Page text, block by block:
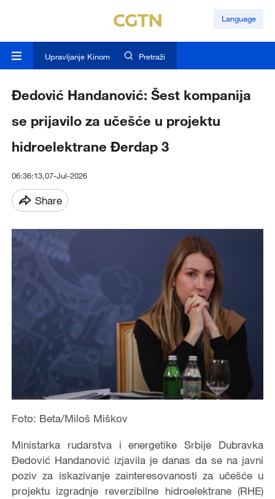
Language
Upravljanje Kinom Pretraži
Đedović Handanović: Šest kompanija
se prijavilo za učešće u projektu
hidroelektrane Đerdap 3
06:36:13,07-Jul-2026
Share
Foto: Beta/Miloš Miškov
Ministarka rudarstva i energetike Srbije Dubravka
Đedović Handanović izjavila je danas da se na javni
poziv za iskazivanje zainteresovanosti za učešće u
projektu izgradnje reverzibilne hidroelektrane (RHE)